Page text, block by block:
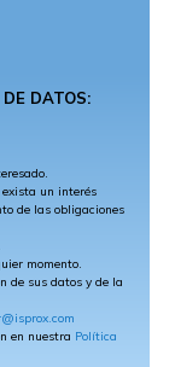
DATOS:
exista un interés
de las obligaciones
momento.
de sus datos y de la
en nuestra Política